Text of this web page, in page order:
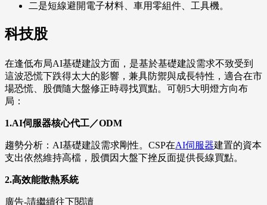
二是短線避開電子材料、車用零組件、工具機。
科技股
在逢低布局AI基礎建設方面，是基於基礎建設需求不致受到
這波恐慌下跌得太大的影響，兼具防禦與成長特性，適合在市
場恐慌、股價隨大盤修正時尋找買點。可朝5大明燈方向布
局：
1.AI伺服器核心代工／ODM
趨勢分析：AI基礎建設需求剛性。CSP在AI伺服器建置的資本
支出依然維持高檔，股價因大盤下挫反面提供長線買點。
2.高效能散熱系統
廣告-請繼續往下閱讀